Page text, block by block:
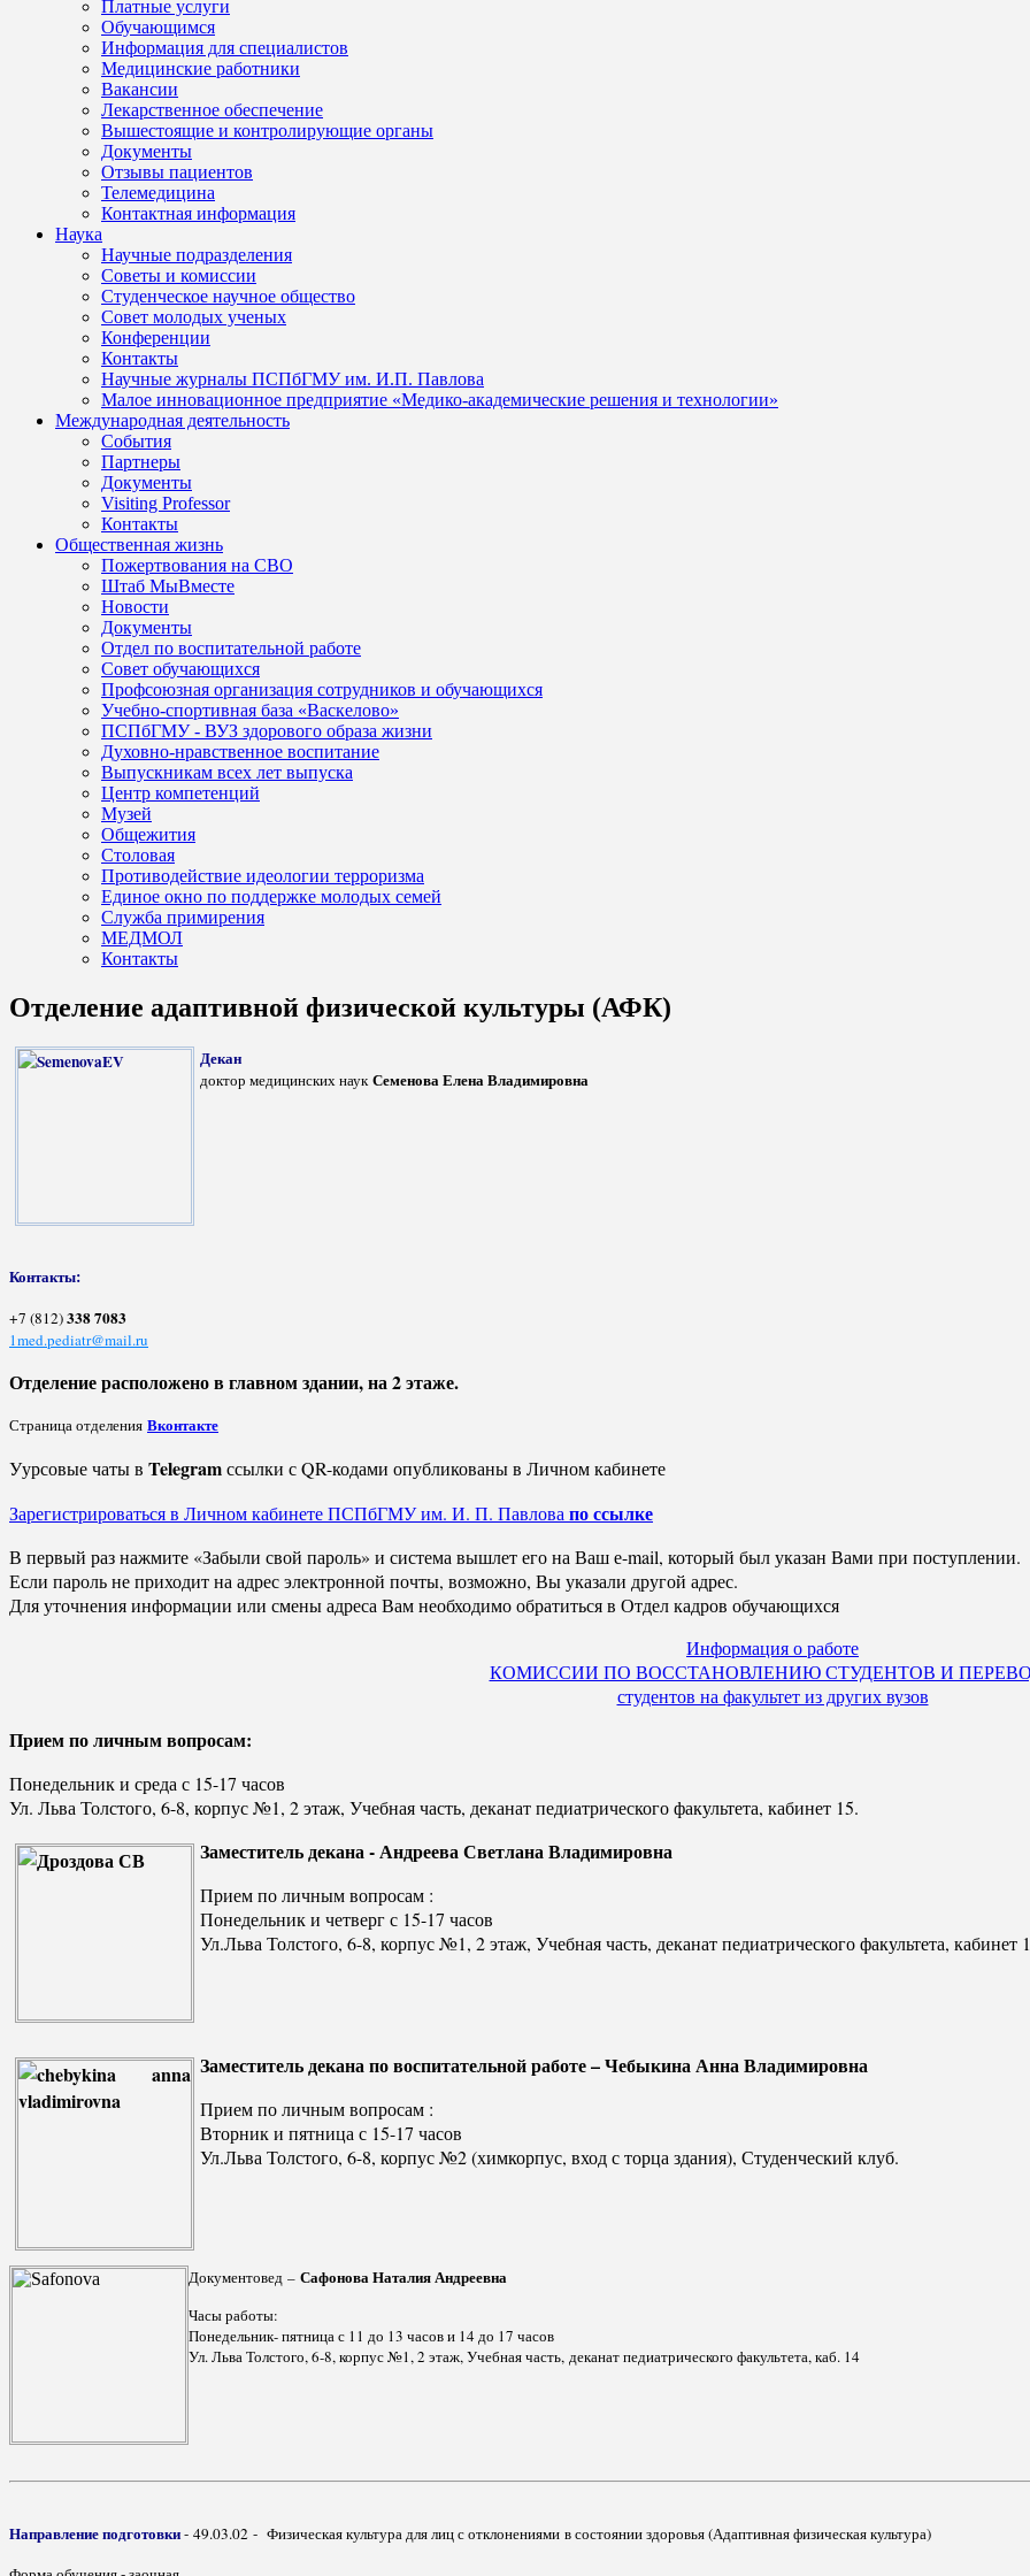
Платные услуги
Обучающимся
Информация для специалистов
Медицинские работники
Вакансии
Лекарственное обеспечение
Вышестоящие и контролирующие органы
Документы
Отзывы пациентов
Телемедицина
Контактная информация
Наука
Научные подразделения
Советы и комиссии
Студенческое научное общество
Совет молодых ученых
Конференции
Контакты
Научные журналы ПСПбГМУ им. И.П. Павлова
Малое инновационное предприятие «Медико-академические решения и технологии»
Международная деятельность
События
Партнеры
Документы
Visiting Professor
Контакты
Общественная жизнь
Пожертвования на СВО
Штаб МыВместе
Новости
Документы
Отдел по воспитательной работе
Совет обучающихся
Профсоюзная организация сотрудников и обучающихся
Учебно-спортивная база «Васкелово»
ПСПбГМУ - ВУЗ здорового образа жизни
Духовно-нравственное воспитание
Выпускникам всех лет выпуска
Центр компетенций
Музей
Общежития
Столовая
Противодействие идеологии терроризма
Единое окно по поддержке молодых семей
Служба примирения
МЕДМОЛ
Контакты
Отделение адаптивной физической культуры (АФК)
Декан
доктор медицинских наукСеменова Елена Владимировна
Контакты:
+7 (812)338 7083
1med.pediatr@mail.ru
Отделение расположено в главном здании, на 2 этаже.
Страница отделения Вконтакте
Уурсовые чаты в Telegramссылки с QR-кодами опубликованы в Личном кабинете
Зарегистрироваться в Личном кабинете ПСПбГМУ им. И. П. Павлова по ссылке
В первый раз нажмите «Забыли свой пароль» и система вышлет его на Ваш е-mail, который был указан Вами при поступлении.
Если пароль не приходит на адрес электронной почты, возможно, Вы указали другой адрес.
Для уточнения информации или смены адреса Вам необходимо обратиться в Отдел кадров обучающихся
Информация о работе
КОМИССИИ ПО ВОССТАНОВЛЕНИЮ СТУДЕНТОВ И
студентов на факультет из других вузов
Прием по личным вопросам:
Понедельник и среда с 15-17 часов
Ул. Льва Толстого, 6-8, корпус №1, 2 этаж, Учебная часть, деканат педиатрического факультета, кабинет 15.
Заместитель декана - Андреева Светлана Владимировна
Прием по личным вопросам :
Понедельник и четверг с 15-17 часов
Ул.Льва Толстого, 6-8, корпус №1, 2 этаж, Учебная часть, деканат педиатрического факультета, кабинет
Заместитель декана по воспитательной работе – Чебыкина Анна Владимировна
Прием по личным вопросам :
Вторник и пятница с 15-17 часов
Ул.Льва Толстого, 6-8, корпус №2 (химкорпус, вход с торца здания), Студенческий клуб.
Документовед – Сафонова Наталия Андреевна
Часы работы:
Понедельник- пятница с 11 до 13 часов и 14 до 17 часов
Ул. Льва Толстого, 6-8, корпус №1, 2 этаж, Учебная часть, деканат педиатрического факультета, каб. 14
Направление подготовки- 49.03.02 - Физическая культура для лиц с отклонениями в состоянии здоровья (Адаптивная физическая культура)